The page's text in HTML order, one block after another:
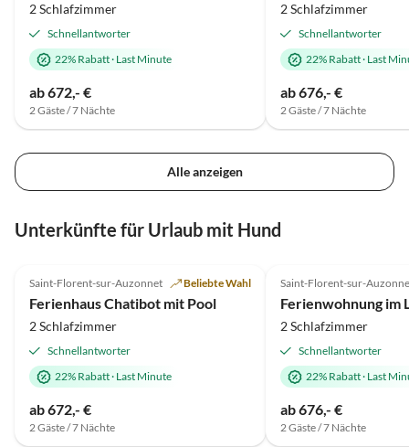
2 Schlafzimmer
Schnellantworter
22% Rabatt· Last Minute
ab 672,- €
2 Gäste / 7 Nächte
2 Schlafzimmer
Schnellantworter
22% Rabatt· Last
ab 676,- €
2 Gäste / 7 Nächte
Alle anzeigen
Unterkünfte für Urlaub mit Hund
Saint-Florent-sur-Auzonnet Beliebte Wahl
Ferienhaus Chatibot mit Pool
2 Schlafzimmer
Schnellantworter
22% Rabatt· Last Minute
ab 672,- €
2 Gäste / 7 Nächte
Saint-Florent-sur-
2 Schlafzimmer
Schnellantworter
22% Rabatt· Last
ab 676,- €
2 Gäste / 7 Nächte